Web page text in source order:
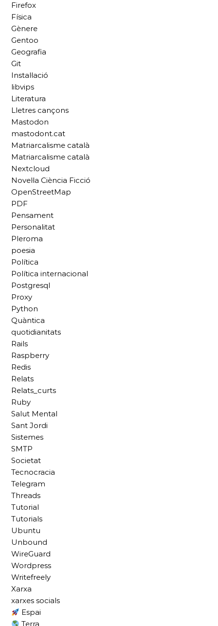
Firefox
Física
Gènere
Gentoo
Geografia
Git
Instal·lació
libvips
Literatura
Lletres cançons
Mastodon
mastodont.cat
Matriarcalisme català
Matriarcalisme català
Nextcloud
Novel·la Ciència Ficció
OpenStreetMap
PDF
Pensament
Personalitat
Pleroma
poesia
Política
Política internacional
Postgresql
Proxy
Python
Quàntica
quotidianitats
Rails
Raspberry
Redis
Relats
Relats_curts
Ruby
Salut Mental
Sant Jordi
Sistemes
SMTP
Societat
Tecnocracia
Telegram
Threads
Tutorial
Tutorials
Ubuntu
Unbound
WireGuard
Wordpress
Writefreely
Xarxa
xarxes socials
Espai
Terra